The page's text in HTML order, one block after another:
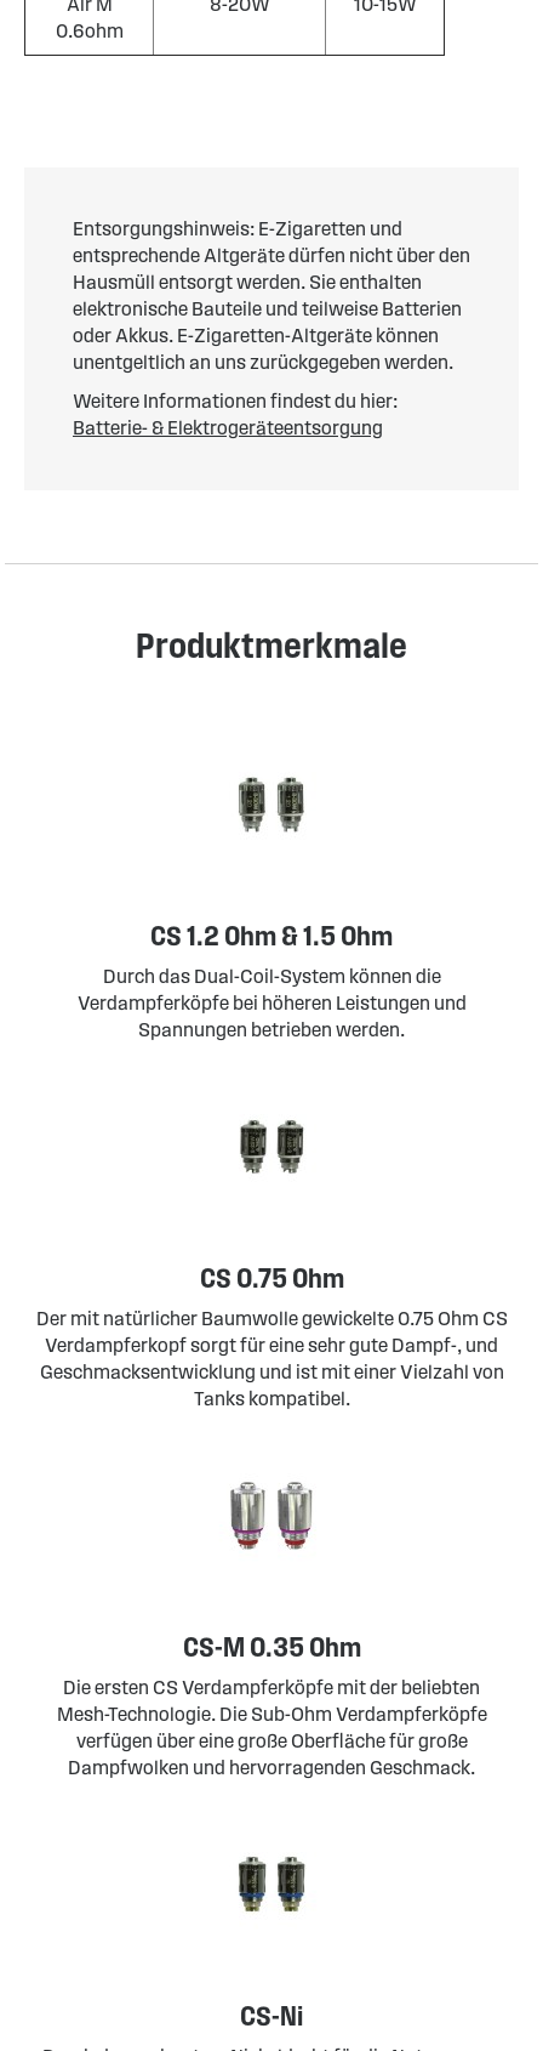
Air M
0.6ohm
8-20W 10-15W
Entsorgungshinweis: E-Zigaretten und
entsprechende Altgeräte dürfen nicht über den
Hausmüll entsorgt werden. Sie enthalten
elektronische Bauteile und teilweise Batterien
oder Akkus. E-Zigaretten-Altgeräte können
unentgeltlich an uns zurückgegeben werden.
Weitere Informationen findest du hier:
Batterie- & Elektrogeräteentsorgung
Produktmerkmale
CS 1.2 Ohm & 1.5 Ohm
Durch das Dual-Coil-System können die
Verdampferköpfe bei höheren Leistungen und
Spannungen betrieben werden.
CS 0.75 Ohm
Der mit natürlicher Baumwolle gewickelte 0.75 Ohm CS
Verdampferkopf sorgt für eine sehr gute Dampf-, und
Geschmacksentwicklung und ist mit einer Vielzahl von
Tanks kompatibel.
CS-M 0.35 Ohm
Die ersten CS Verdampferköpfe mit der beliebten
Mesh-Technologie. Die Sub-Ohm Verdampferköpfe
verfügen über eine große Oberfläche für große
Dampfwolken und hervorragenden Geschmack.
CS-Ni